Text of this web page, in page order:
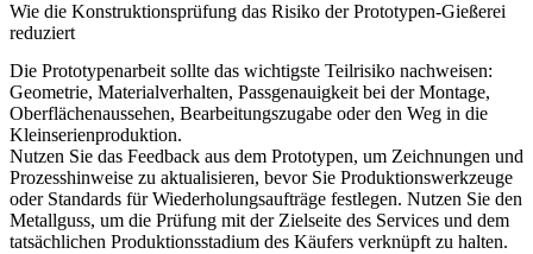
Wie die Konstruktionsprüfung das Risiko der Prototypen-Gießerei
reduziert
Die Prototypenarbeit sollte das wichtigste Teilrisiko nachweisen:
Geometrie, Materialverhalten, Passgenauigkeit bei der Montage,
Oberflächenaussehen, Bearbeitungszugabe oder den Weg in die
Kleinserienproduktion.
Nutzen Sie das Feedback aus dem Prototypen, um Zeichnungen und
Prozesshinweise zu aktualisieren, bevor Sie Produktionswerkzeuge
oder Standards für Wiederholungsaufträge festlegen. Nutzen Sie den
Metallguss, um die Prüfung mit der Zielseite des Services und dem
tatsächlichen Produktionsstadium des Käufers verknüpft zu halten.